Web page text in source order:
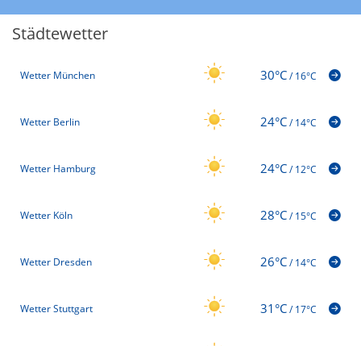
Städtewetter
Wetter München 30°C/16°C
Wetter Berlin 24°C/14°C
Wetter Hamburg 24°C/12°C
Wetter Köln 28°C/15°C
Wetter Dresden 26°C/14°C
Wetter Stuttgart 31°C/17°C